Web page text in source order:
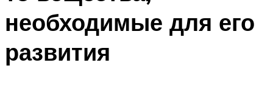
необходимые для его
развития